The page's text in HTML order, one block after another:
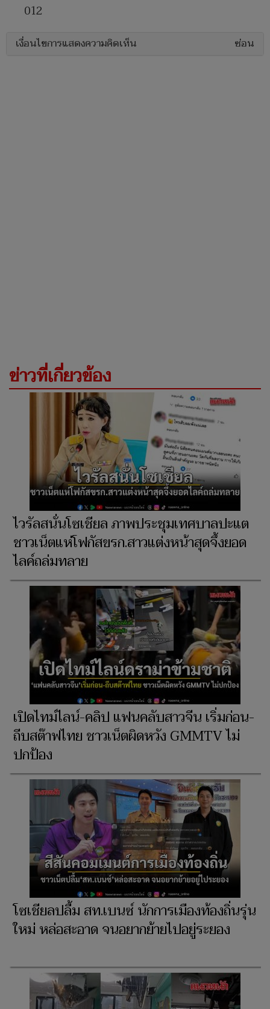
012
เงื่อนไขการแสดงความคิดเห็น ซ่อน
ข่าวที่เกี่ยวข้อง
ไวรัลสนั่นโซเชียล ภาพประชุมเทศบาลปะแต
ชาวเน็ตแห่โฟกัสขรก.สาวแต่งหน้าสุดจึ้งยอด
ไลค์ถล่มทลาย
เปิดไทม์ไลน์-คลิป แฟนคลับสาวจีน เริ่มก่อน-
ถีบสต๊าฟไทย ชาวเน็ตผิดหวัง GMMTV ไม่
ปกป้อง
โซเชียลปลื้ม สท.เบนซ์ นักการเมืองท้องถิ่นรุ่น
ใหม่ หล่อสะอาด จนอยากย้ายไปอยู่ระยอง